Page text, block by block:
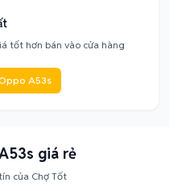
tốt hơn bán vào cửa hàng
A53s
giá rẻ
của Chợ Tốt